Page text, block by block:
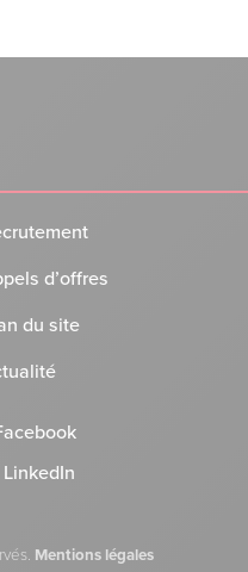
d’offres
du site
LinkedIn
Mentions légales